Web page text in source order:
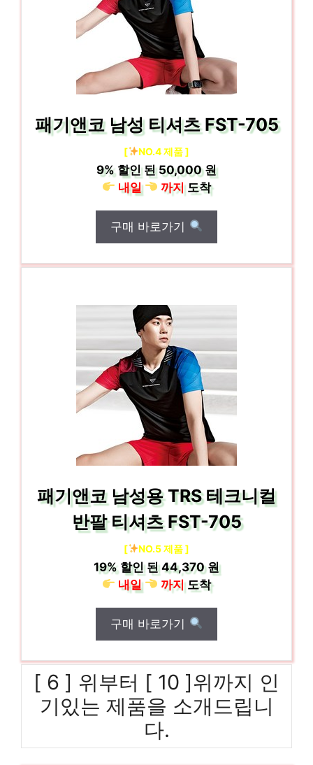
패기앤코 남성 티셔츠 FST-705
[ NO.4 제품 ]
9% 할인 된50,000 원
내일
까지도착
구매 바로가기
패기앤코 남성용 TRS 테크니컬
반팔 티셔츠 FST-705
[ NO.5 제품 ]
19% 할인 된44,370 원
내일
까지도착
구매 바로가기
[ 6 ] 위부터 [ 10 ]위까지 인
기있는 제품을 소개드립니
다.